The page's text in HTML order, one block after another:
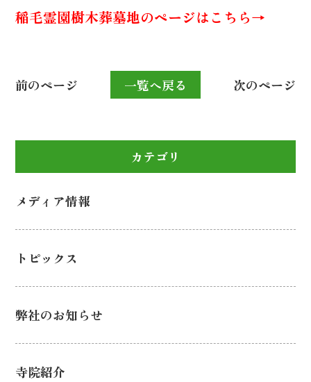
稲毛霊園樹木葬墓地のページはこちら→
前のページ 一覧へ戻る 次のページ
カテゴリ
メディア情報
トピックス
弊社のお知らせ
寺院紹介